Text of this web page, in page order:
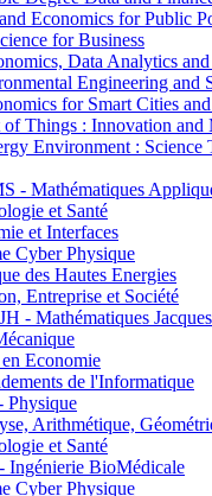
Economics for Public
for Business
Data Analytics and
Engineering and
for Smart Cities
Things : Innovation and
Environment : Science
Mathématiques
et Santé
et Interfaces
Cyber Physique
des Hautes Energies
Entreprise et Société
Mathématiques
Economie
de l'Informatique
Arithmétique,
et Santé
BioMédicale
Cyber Physique